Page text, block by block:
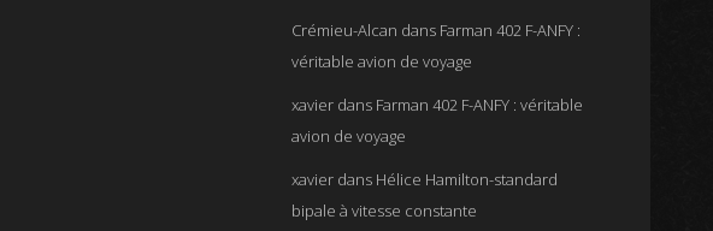
Crémieu-Alcan dans Farman 402 F-ANFY :
véritable avion de voyage
xavier dans Farman 402 F-ANFY : véritable
avion de voyage
xavier dans Hélice Hamilton-standard
bipale à vitesse constante